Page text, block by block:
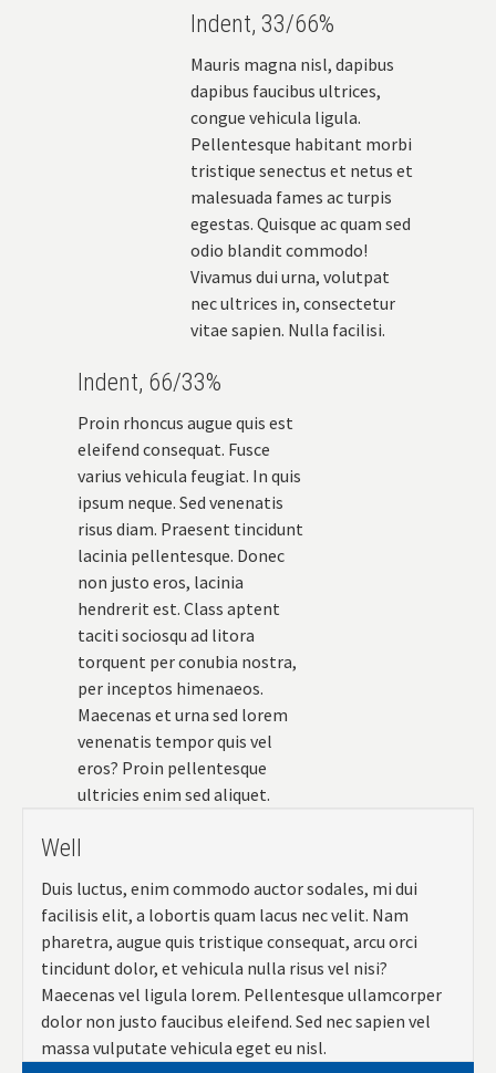
Indent, 33/66%
Mauris magna nisl, dapibus
dapibus faucibus ultrices,
congue vehicula ligula.
Pellentesque habitant morbi
tristique senectus et netus et
malesuada fames ac turpis
egestas. Quisque ac quam sed
odio blandit commodo!
Vivamus dui urna, volutpat
nec ultrices in, consectetur
vitae sapien. Nulla facilisi.
Indent, 66/33%
Proin rhoncus augue quis est
eleifend consequat. Fusce
varius vehicula feugiat. In quis
ipsum neque. Sed venenatis
risus diam. Praesent tincidunt
lacinia pellentesque. Donec
non justo eros, lacinia
hendrerit est. Class aptent
taciti sociosqu ad litora
torquent per conubia nostra,
per inceptos himenaeos.
Maecenas et urna sed lorem
venenatis tempor quis vel
eros? Proin pellentesque
ultricies enim sed aliquet.
Well
Duis luctus, enim commodo auctor sodales, mi dui
facilisis elit, a lobortis quam lacus nec velit. Nam
pharetra, augue quis tristique consequat, arcu orci
tincidunt dolor, et vehicula nulla risus vel nisi?
Maecenas vel ligula lorem. Pellentesque ullamcorper
dolor non justo faucibus eleifend. Sed nec sapien vel
massa vulputate vehicula eget eu nisl.